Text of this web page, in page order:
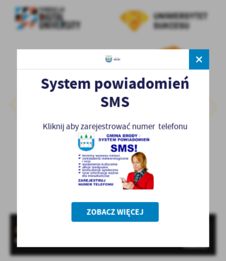
System powiadomień
SMS
Kliknij aby zarejestrować numer telefonu
ZOBACZ WIĘCEJ